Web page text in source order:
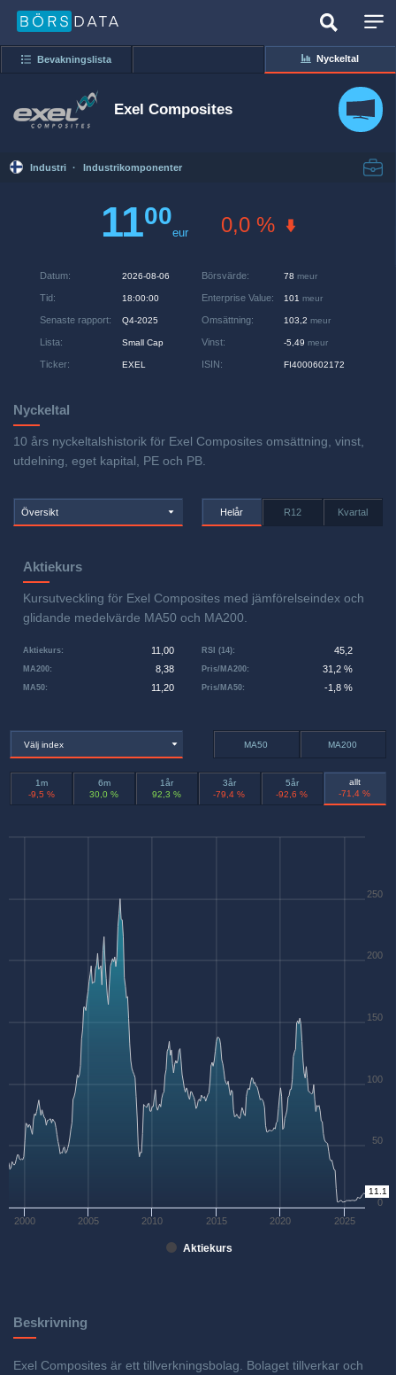
Bevakningslista Nyckeltal
Exel Composites
Industri · Industrikomponenter
1100
eur 0,0 %
Datum: 2026-08-06
Tid: 18:00:00
Senaste rapport: Q4-2025
Lista: Small Cap
Ticker: EXEL
Börsvärde: 78 meur
Enterprise Value: 101 meur
Omsättning: 103,2 meur
Vinst: -5,49 meur
ISIN: FI4000602172
Nyckeltal
10 års nyckeltalshistorik för Exel Composites omsättning, vinst,
utdelning, eget kapital, PE och PB.
Översikt Helår R12 Kvartal
Aktiekurs
Kursutveckling för Exel Composites med jämförelseindex och
glidande medelvärde MA50 och MA200.
Aktiekurs: 11,00
MA50: 11,20
MA200: 8,38 Pris/MA200: 31,2 %
RSI (14): 45,2
Pris/MA50: -1,8 %
Välj index MA50 MA200
1m
-9,5 %
6m
30,0 %
1år
92,3 %
3år
-79,4 %
5år
-92,6 %
allt
-71,4 %
Aktiekurs
2000 2005 2010 2015 2020 2025
0
50
100
150
200
250
11.1
Beskrivning
Exel Composites är ett tillverkningsbolag. Bolaget tillverkar och